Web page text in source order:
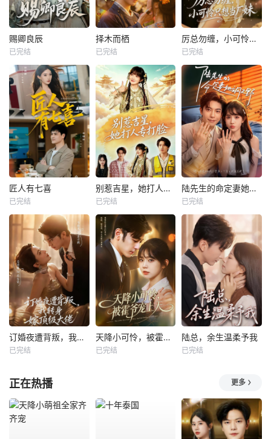
赐卿良辰
已完结
择木而栖
已完结
厉总勿缠，小可怜只想当厂妹
已完结
匠人有七喜
已完结
别惹吉星，她打人专打脸
已完结
陆先生的命定妻她飒又野
已完结
订婚夜遭背叛，我转身嫁顶级大佬
已完结
天降小可怜，被霍爷宠上天
已完结
陆总，余生温柔予我
已完结
正在热播 更多